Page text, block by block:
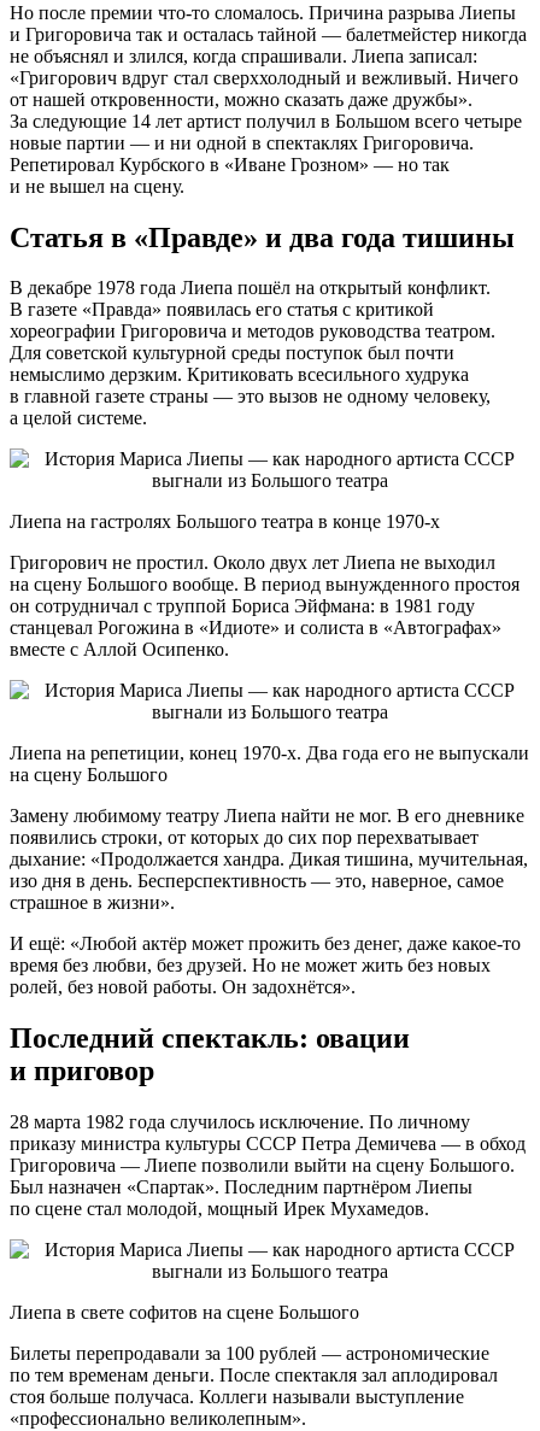
Но после премии что-то сломалось. Причина разрыва Лиепы
и Григоровича так и осталась тайной — балетмейстер никогда
не объяснял и злился, когда спрашивали. Лиепа записал:
«Григорович вдруг стал сверххолодный и вежливый. Ничего
от нашей откровенности, можно сказать даже дружбы».
За следующие 14 лет артист получил в Большом всего четыре
новые партии — и ни одной в спектаклях Григоровича.
Репетировал Курбского в «Иване Грозном» — но так
и не вышел на сцену.
Статья в «Правде» и два года тишины
В декабре 1978 года Лиепа пошёл на открытый конфликт.
В газете «Правда» появилась его статья с критикой
хореографии Григоровича и методов руководства театром.
Для советской культурной среды поступок был почти
немыслимо дерзким. Критиковать всесильного худрука
в главной газете страны — это вызов не одному человеку,
а целой системе.
Лиепа на гастролях Большого театра в конце 1970-х
Григорович не простил. Около двух лет Лиепа не выходил
на сцену Большого вообще. В период вынужденного простоя
он сотрудничал с труппой Бориса Эйфмана: в 1981 году
станцевал Рогожина в «Идиоте» и солиста в «Автографах»
вместе с Аллой Осипенко.
Лиепа на репетиции, конец 1970-х. Два года его не выпускали
на сцену Большого
Замену любимому театру Лиепа найти не мог. В его дневнике
появились строки, от которых до сих пор перехватывает
дыхание: «Продолжается хандра. Дикая тишина, мучительная,
изо дня в день. Бесперспективность — это, наверное, самое
страшное в жизни».
И ещё: «Любой актёр может прожить без денег, даже какое-то
время без любви, без друзей. Но не может жить без новых
ролей, без новой работы. Он задохнётся».
Последний спектакль: овации
и приговор
28 марта 1982 года случилось исключение. По личному
приказу министра культуры СССР Петра Демичева — в обход
Григоровича — Лиепе позволили выйти на сцену Большого.
Был назначен «Спартак». Последним партнёром Лиепы
по сцене стал молодой, мощный Ирек Мухамедов.
Лиепа в свете софитов на сцене Большого
Билеты перепродавали за 100 рублей — астрономические
по тем временам деньги. После спектакля зал аплодировал
стоя больше получаса. Коллеги называли выступление
«профессионально великолепным».